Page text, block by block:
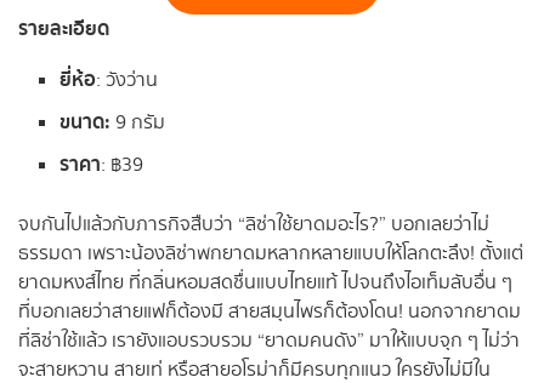
รายละเอียด
ยี่ห้อ: วังว่าน
ขนาด: 9 กรัม
ราคา: ฿39
จบกันไปแล้วกับภารกิจสืบว่า “ลิซ่าใช้ยาดมอะไร?” บอกเลยว่าไม่
ธรรมดา เพราะน้องลิซ่าพกยาดมหลากหลายแบบให้โลกตะลึง! ตั้งแต่
ยาดมหงส์ไทย ที่กลิ่นหอมสดชื่นแบบไทยแท้ ไปจนถึงไอเท็มลับอื่น ๆ
ที่บอกเลยว่าสายแฟก็ต้องมี สายสมุนไพรก็ต้องโดน! นอกจากยาดม
ที่ลิซ่าใช้แล้ว เรายังแอบรวบรวม “ยาดมคนดัง” มาให้แบบจุก ๆ ไม่ว่า
จะสายหวาน สายเท่ หรือสายอโรม่าก็มีครบทุกแนว ใครยังไม่มีใน